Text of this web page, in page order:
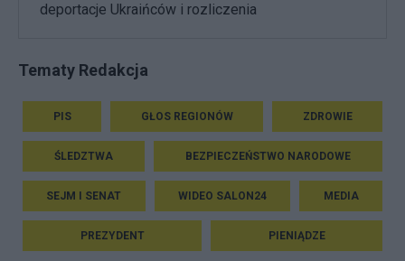
deportacje Ukraińców i rozliczenia
Tematy Redakcja
PIS GŁOS REGIONÓW ZDROWIE
ŚLEDZTWA BEZPIECZEŃSTWO NARODOWE
SEJM I SENAT WIDEO SALON24 MEDIA
PREZYDENT PIENIĄDZE